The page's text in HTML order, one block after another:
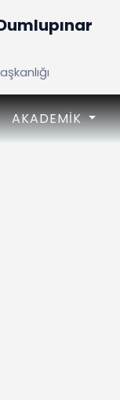
AKADEMIK